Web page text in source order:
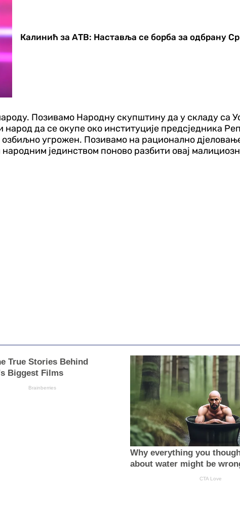
Калинић за АТВ: Наставља се борба за одбрану
Позивамо Народну скупштину да у складу са
да се окупе око институције предсједника
озбиљно угрожен. Позивамо на рационално
јединством поново разбити овај